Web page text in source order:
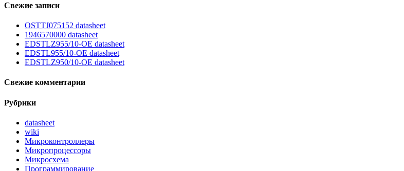
Свежие записи
OSTTJ075152 datasheet
1946570000 datasheet
EDSTLZ955/10-OE datasheet
EDSTL955/10-OE datasheet
EDSTLZ950/10-OE datasheet
Свежие комментарии
Рубрики
datasheet
wiki
Микроконтроллеры
Микропроцессоры
Микросхема
Программирование